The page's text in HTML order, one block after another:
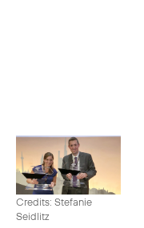
Credits: Stefanie
Seidlitz